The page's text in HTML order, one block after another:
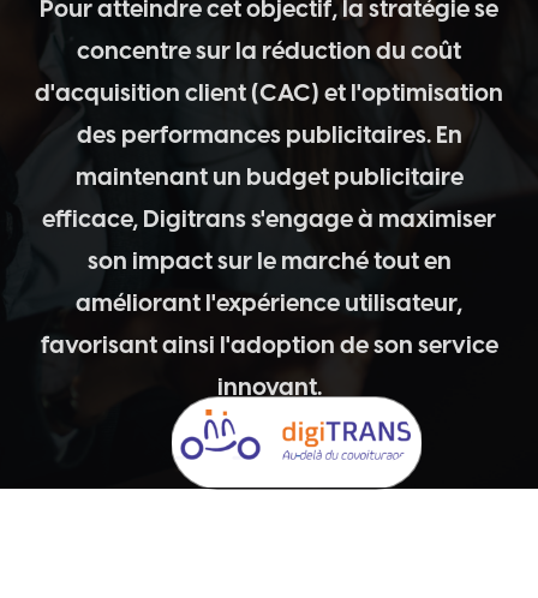
Pour atteindre cet objectif, la stratégie se
concentre sur la réduction du coût
d'acquisition client (CAC) et l'optimisation
des performances publicitaires. En
maintenant un budget publicitaire
efficace, Digitrans s'engage à maximiser
son impact sur le marché tout en
améliorant l'expérience utilisateur,
favorisant ainsi l'adoption de son service
innovant.